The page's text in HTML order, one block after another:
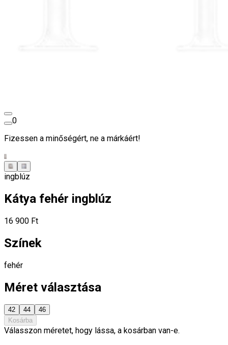
0
Fizessen a minőségért, ne a márkáért!
ingblúz
Kátya fehér ingblúz
16 900 Ft
Színek
fehér
Méret választása
42 44
46
Kosárba
Válasszon méretet, hogy lássa, a kosárban van-e.